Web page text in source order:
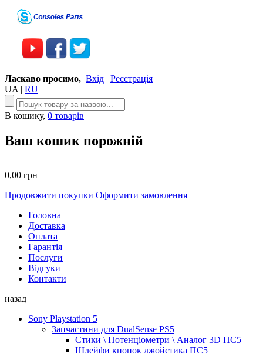
Ласкаво просимо, Вхід | Реєстрація
UA | RU
В кошику, 0 товарів
Ваш кошик порожній
0,00 грн
Продовжити покупки Оформити замовлення
Головна
Доставка
Оплата
Гарантія
Послуги
Відгуки
Контакти
назад
Sony Playstation 5
Запчастини для DualSense PS5
Стики \ Потенціометри \ Аналог 3D ПС5
Шлейфи кнопок джойстика ПС5